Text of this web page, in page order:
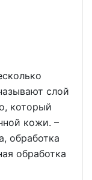
слой
который
кожи. –
обработка
обработка